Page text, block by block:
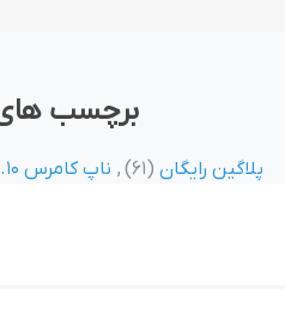
برچسب
پلاگین رایگان (61)
, ناپ کامرس 4.10